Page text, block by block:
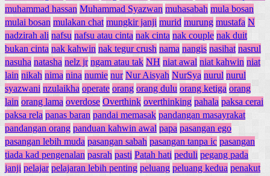
muhammad hassan Muhammad Syazwan muhasabah mula bosan
mulai bosan mulakan chat mungkir janji murid murung mustafa N
nadzirah ali nafsu nafsu atau cinta nak cinta nak couple nak duit
bukan cinta nak kahwin nak tegur crush nama nangis nasihat nasrul
nasuha natasha nelz jr ngam atau tak NH niat awal niat kahwin niat
lain nikah nima nina numie nur Nur Aisyah NurSya nurul nurul
syazwani nzulaikha operate orang orang dulu orang ketiga orang
lain orang lama overdose Overthink overthinking pahala paksa cerai
paksa rela panas baran pandai memasak pandangan masayrakat
pandangan orang panduan kahwin awal papa pasangan ego
pasangan lebih muda pasangan sabah pasangan tanpa ic pasangan
tiada kad pengenalan pasrah pasti Patah hati peduli pegang pada
janji pelajar pelajaran lebih penting peluang peluang kedua penakut